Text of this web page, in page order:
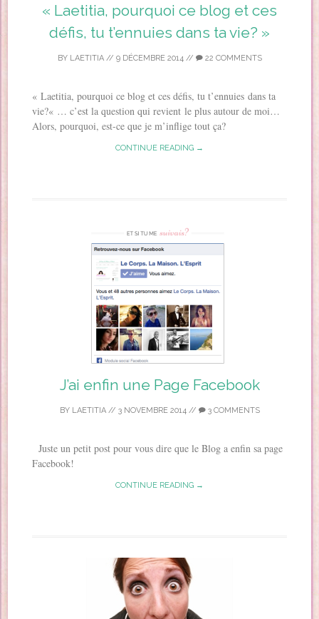
« Laetitia, pourquoi ce blog et ces
défis, tu t’ennuies dans ta vie? »
BY LAETITIA// 9 DÉCEMBRE 2014 // 22 COMMENTS
« Laetitia, pourquoi ce blog et ces défis, tu t’ennuies dans ta
vie?« … c’est la question qui revient le plus autour de moi…
Alors, pourquoi, est-ce que je m’inflige tout ça?
CONTINUE READING →
J’ai enfin une Page Facebook
BY LAETITIA// 3 NOVEMBRE 2014 // 3 COMMENTS
Juste un petit post pour vous dire que le Blog a enfin sa page
Facebook!
CONTINUE READING →